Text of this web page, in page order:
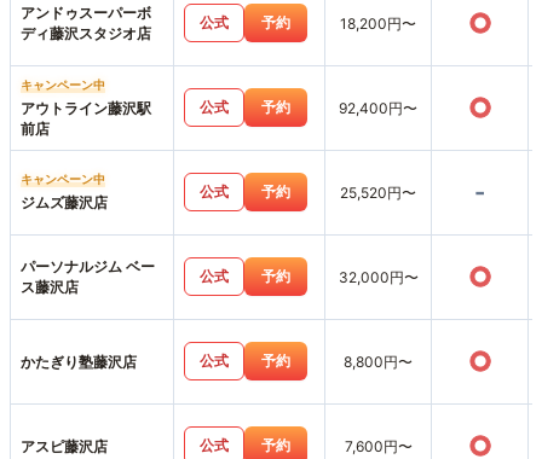
アンドゥスーパーボ
ディ藤沢スタジオ店
公式 予約 18,200円〜 ○
キャンペーン中
アウトライン藤沢駅
前店
公式 予約 92,400円〜 ○
キャンペーン中
ジムズ藤沢店
公式 予約 25,520円〜 -
パーソナルジム ベー
ス藤沢店
公式 予約 32,000円〜 ○
かたぎり塾藤沢店 公式 予約 8,800円〜 ○
アスピ藤沢店 公式 予約 7,600円〜 ○